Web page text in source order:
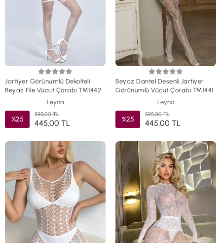
Jartiyer Görünümlü Dekolteli
Beyaz File Vücut Çorabı TM1442
Leyna
%25
595,00 TL
445,00 TL
Beyaz Dantel Desenli Jartiyer
Görünümlü Vücut Çorabı TM1441
Leyna
%25
595,00 TL
445,00 TL